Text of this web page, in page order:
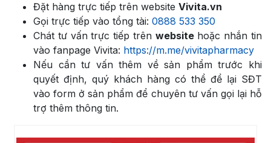
Đặt hàng trực tiếp trên website Vivita.vn
Gọi trực tiếp vào tổng tài: 0888 533 350
Chát tư vấn trực tiếp trên websitehoặc nhắn tin
vào fanpage Vivita: https://m.me/vivitapharmacy
Nếu cần tư vấn thêm về sản phẩm trước khi
quyết định, quý khách hàng có thể để lại SĐT
vào form ở sản phẩm để chuyên tư vấn gọi lại hỗ
trợ thêm thông tin.